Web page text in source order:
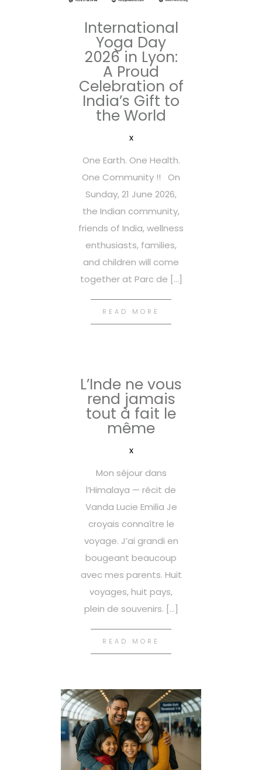
International
Yoga Day
2026 in Lyon:
A Proud
Celebration of
India’s Gift to
the World
x
One Earth. One Health.
One Community !! On
Sunday, 21 June 2026,
the Indian community,
friends of India, wellness
enthusiasts, families,
and children will come
together at Parc de […]
READ MORE
L’Inde ne vous
rend jamais
tout à fait le
même
x
Mon séjour dans
l’Himalaya — récit de
Vanda Lucie Emilia Je
croyais connaître le
voyage. J’ai grandi en
bougeant beaucoup
avec mes parents. Huit
voyages, huit pays,
plein de souvenirs. […]
READ MORE